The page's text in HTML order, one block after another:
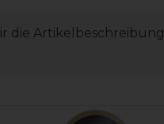
die Artikelbeschreibung